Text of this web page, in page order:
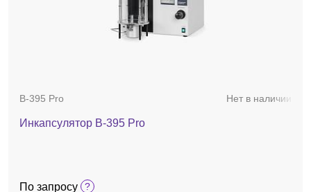
B-395 Pro Нет в наличии
Инкапсулятор B-395 Pro
По запросу